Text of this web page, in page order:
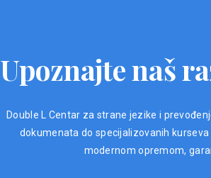
Upoznajte naš
Double L Centar za strane jezike i
dokumenata do specijalizovanih
modernom opremom,